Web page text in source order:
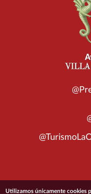
© 2026
Utilizamos únicamente cookies